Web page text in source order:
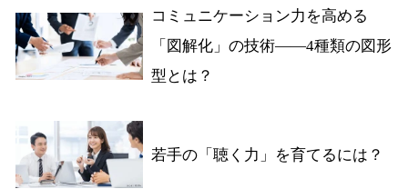
コミュニケーション力を高める
「図解化」の技術――4種類の図形
型とは？
若手の「聴く力」を育てるには？